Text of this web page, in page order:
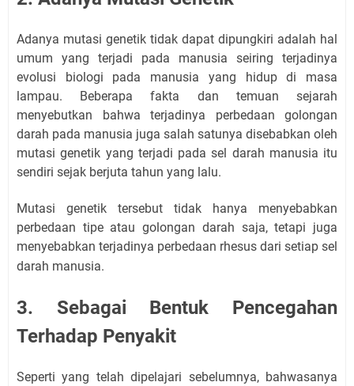
Adanya mutasi genetik tidak dapat dipungkiri adalah hal
umum yang terjadi pada manusia seiring terjadinya
evolusi biologi pada manusia yang hidup di masa
lampau. Beberapa fakta dan temuan sejarah
menyebutkan bahwa terjadinya perbedaan golongan
darah pada manusia juga salah satunya disebabkan oleh
mutasi genetik yang terjadi pada sel darah manusia itu
sendiri sejak berjuta tahun yang lalu.
Mutasi genetik tersebut tidak hanya menyebabkan
perbedaan tipe atau golongan darah saja, tetapi juga
menyebabkan terjadinya perbedaan rhesus dari setiap sel
darah manusia.
3. Sebagai Bentuk Pencegahan
Terhadap Penyakit
Seperti yang telah dipelajari sebelumnya, bahwasanya